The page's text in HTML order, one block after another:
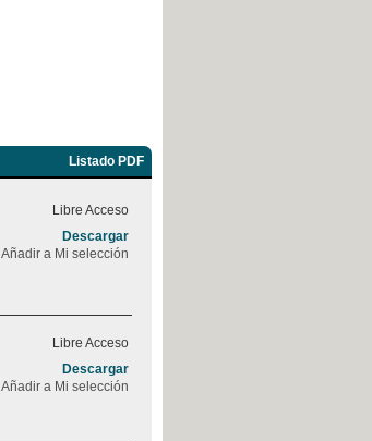
Listado PDF
Libre Acceso
Descargar
Añadir a Mi selección
Libre Acceso
Descargar
Añadir a Mi selección